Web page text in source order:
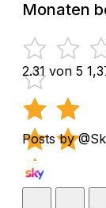
Monaten
2.31 von 5
Posts by